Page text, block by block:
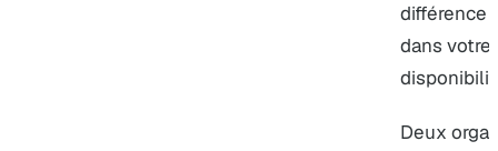
différence
dans votre
Deux